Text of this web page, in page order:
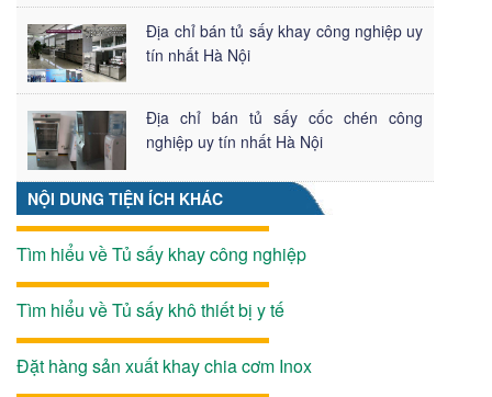
Địa chỉ bán tủ sấy khay công nghiệp uy
tín nhất Hà Nội
Địa chỉ bán tủ sấy cốc chén công
nghiệp uy tín nhất Hà Nội
NỘI DUNG TIỆN ÍCH KHÁC
Tìm hiểu về Tủ sấy khay công nghiệp
Tìm hiểu về Tủ sấy khô thiết bị y tế
Đặt hàng sản xuất khay chia cơm Inox